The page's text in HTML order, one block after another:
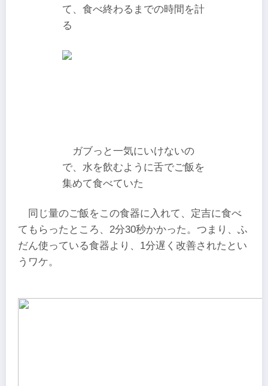
て、食べ終わるまでの時間を計
る
ガブっと一気にいけないの
で、水を飲むように舌でご飯を
集めて食べていた
同じ量のご飯をこの食器に入れて、定吉に食べ
てもらったところ、2分30秒かかった。つまり、ふ
だん使っている食器より、1分遅く改善されたとい
うワケ。